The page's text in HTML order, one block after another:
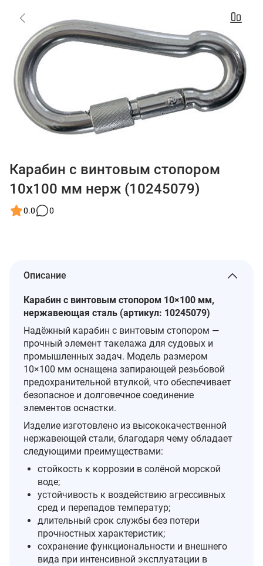
Карабин с винтовым стопором
10х100 мм нерж (10245079)
0.0 0
Описание
Карабин с винтовым стопором 10×100 мм,
нержавеющая сталь (артикул: 10245079)
Надёжный карабин с винтовым стопором —
прочный элемент такелажа для судовых и
промышленных задач. Модель размером
10×100 мм оснащена запирающей резьбовой
предохранительной втулкой, что обеспечивает
безопасное и долговечное соединение
элементов оснастки.
Изделие изготовлено из высококачественной
нержавеющей стали, благодаря чему обладает
следующими преимуществами:
стойкость к коррозии в солёной морской
воде;
устойчивость к воздействию агрессивных
сред и перепадов температур;
длительный срок службы без потери
прочностных характеристик;
сохранение функциональности и внешнего
вида при интенсивной эксплуатации в